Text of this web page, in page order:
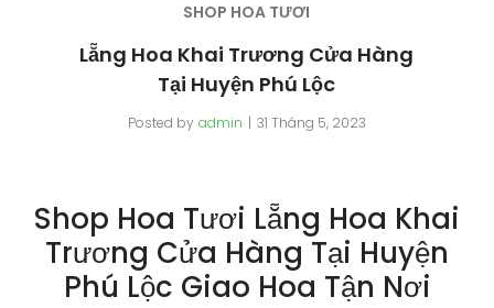
SHOP HOA TƯƠI
Lẵng Hoa Khai Trương Cửa Hàng
Tại Huyện Phú Lộc
Posted by admin 31 Tháng 5, 2023
Shop Hoa Tươi Lẵng Hoa Khai
Trương Cửa Hàng Tại Huyện
Phú Lộc Giao Hoa Tận Nơi